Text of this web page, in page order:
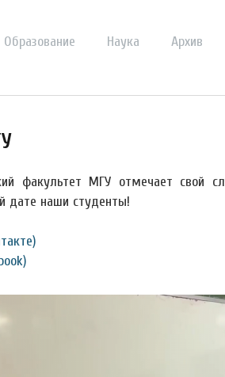
Образование Наука Архив
факультет МГУ отмечает
дате наши студенты!